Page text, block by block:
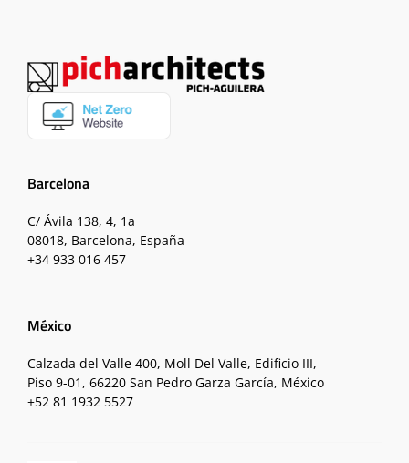
Barcelona
C/ Ávila 138, 4, 1a
08018, Barcelona, España
+34 933 016 457
México
Calzada del Valle 400, Moll Del Valle, Edificio III,
Piso 9-01, 66220 San Pedro Garza García, México
+52 81 1932 5527